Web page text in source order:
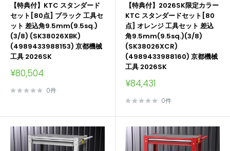
【特典付】KTC スタンダード
セット[80点] ブラック 工具セ
ット 差込角9.5mm(9.5sq.)
(3/8) (SK38026XBK)
(4989433988153) 京都機械
工具 2026SK
販
価
¥80,504
0件
【特典付】2026SK限定カラー
KTC スタンダードセット[80
点] オレンジ 工具セット 差込
角9.5mm(9.5sq.)(3/8)
(SK38026XCR)
(4989433988160) 京都機械
工具 2026SK
販
価
¥84,431
0件